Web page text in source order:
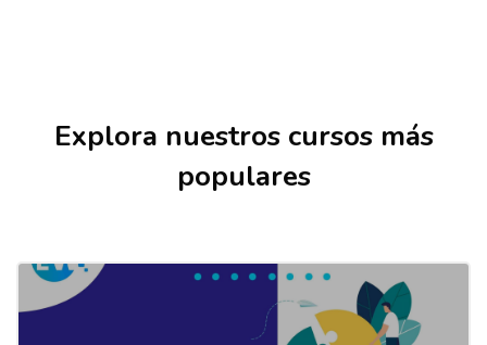
Explora nuestros cursos más
populares